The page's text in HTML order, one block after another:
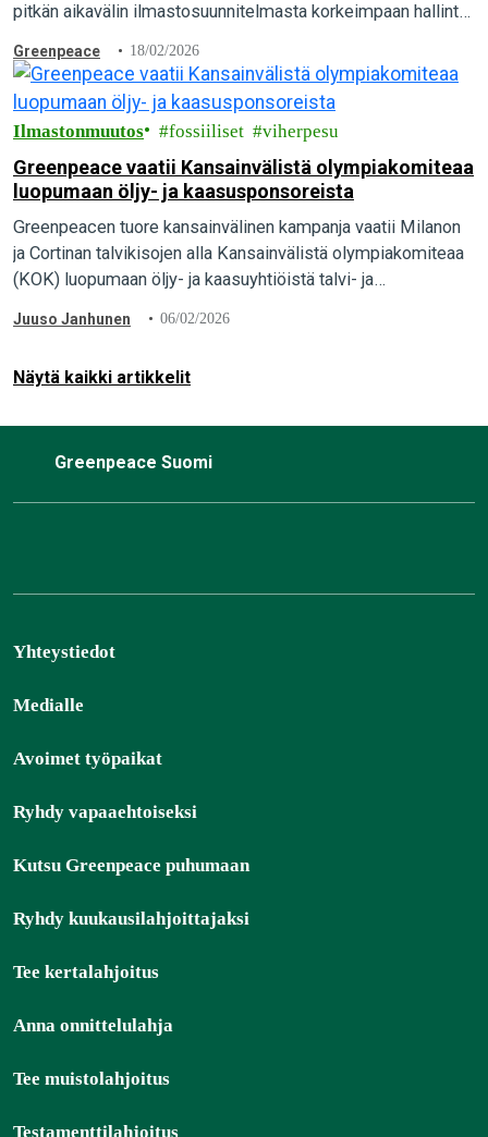
pitkän aikavälin ilmastosuunnitelmasta korkeimpaan hallinto-
mutta pääministeri Orpon hallituksen suunnitelmalla siihen ei
päästä…
Greenpeace 18/02/2026
Ilmastonmuutos fossiiliset viherpesu
Greenpeace vaatii Kansainvälistä olympiakomiteaa
luopumaan öljy- ja kaasusponsoreista
Greenpeacen tuore kansainvälinen kampanja vaatii Milanon
ja Cortinan talvikisojen alla Kansainvälistä olympiakomiteaa
(KOK) luopumaan öljy- ja kaasuyhtiöistä talvi- ja
kaasuyhtiö Eni on yksi talviolympialaisten pääsponsoreista.
Juuso Janhunen 06/02/2026
Näytä kaikki artikkelit
Greenpeace Suomi
Yhteystiedot
Medialle
Avoimet työpaikat
Ryhdy vapaaehtoiseksi
Kutsu Greenpeace puhumaan
Ryhdy kuukausilahjoittajaksi
Tee kertalahjoitus
Anna onnittelulahja
Tee muistolahjoitus
Testamenttilahjoitus